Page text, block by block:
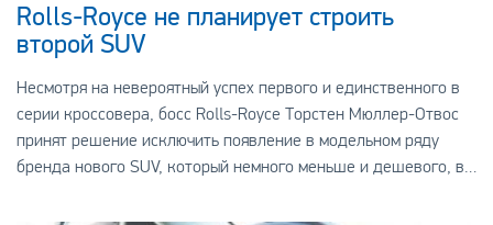
Rolls-Royce не планирует строить
второй SUV
Несмотря на невероятный успех первого и единственного в
серии кроссовера, босс Rolls-Royce Торстен Мюллер-Отвос
принят решение исключить появление в модельном ряду
бренда нового SUV, который немного меньше и дешевого, в